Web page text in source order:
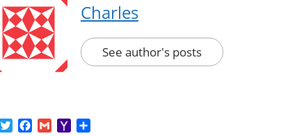
Charles
See author's posts
WhatsApp
TwitterFacebook
GmailYahoo